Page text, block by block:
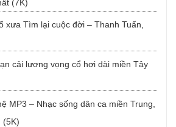
(7K)
xưa Tìm lại cuộc đời – Thanh Tuấn,
cải lương vọng cổ hơi dài miền Tây
MP3 – Nhạc sống dân ca miền Trung,
(5K)